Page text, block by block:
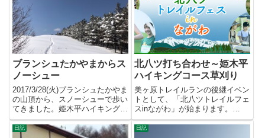
ブランシュたかやまからス
ノーシュー
2017/3/28(火)ブランシュたかやま
の山頂から、スノーシューで歩い
てきました。姫木平ハイキングコ
ースの一部です。フ...
北八ツ打ち合わせ～姫木平
ハイキングコース草刈り
美ヶ原トレイルランの後継イベン
トとして、「北八ツトレイルフェ
スinながわ」が始まります。
2024/10/19(土)・20...
日記 日記